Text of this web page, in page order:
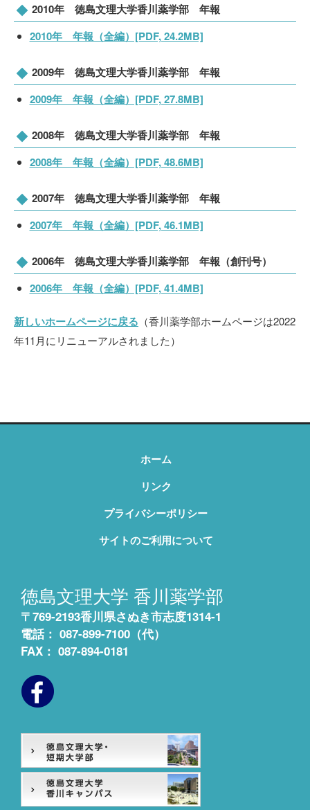
2010年 徳島文理大学香川薬学部 年報
2010年 年報（全編）[PDF, 24.2MB]
2009年 徳島文理大学香川薬学部 年報
2009年 年報（全編）[PDF, 27.8MB]
2008年 徳島文理大学香川薬学部 年報
2008年 年報（全編）[PDF, 48.6MB]
2007年 徳島文理大学香川薬学部 年報
2007年 年報（全編）[PDF, 46.1MB]
2006年 徳島文理大学香川薬学部 年報（創刊号）
2006年 年報（全編）[PDF, 41.4MB]
新しいホームページに戻る （香川薬学部ホームページは2022
年11月にリニューアルされました）
ホーム
リンク
プライバシーポリシー
サイトのご利用について
徳島文理大学 香川薬学部
〒769-2193香川県さぬき市志度1314-1
電話： 087-899-7100（代）
FAX： 087-894-0181